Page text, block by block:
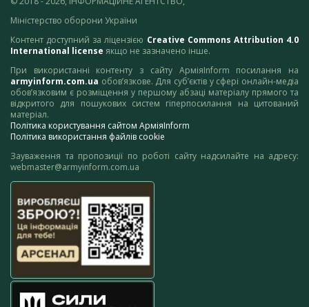
Міністерство оборони України
Контент доступний за ліцензією Creative Commons Attribution 4.0
International license якщо не зазначено інше.
При використанні контенту з сайту АрміяInform посилання на
armyinform.com.ua обов’язкове. Для суб’єктів у сфері онлайн-медіа
обов’язковим є розміщення у першому абзаці матеріалу прямого та
відкритого для пошукових систем гіперпосилання на цитований
матеріал.
Політика користування сайтом АрміяInform
Політика використання файлів cookie
Зауваження та пропозиції по роботі сайту надсилайте на адресу:
webmaster@armyinform.com.ua